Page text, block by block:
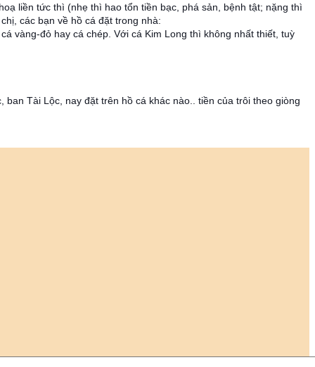
liền tức thì (nhẹ thì hao tổn tiền bạc, phá sản, bệnh tật; nặng thì
các bạn về hồ cá đặt trong nhà:
vàng-đỏ hay cá chép. Với cá Kim Long thì không nhất thiết, tuỳ
Tài Lộc, nay đặt trên hồ cá khác nào.. tiền của trôi theo giòng